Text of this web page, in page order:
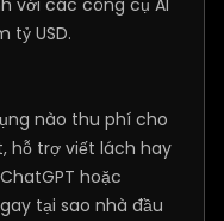
với các công cụ AI
tỷ USD.
nào thu phí cho
hỗ trợ viết lách hay
hoặc
tại sao nhà đầu